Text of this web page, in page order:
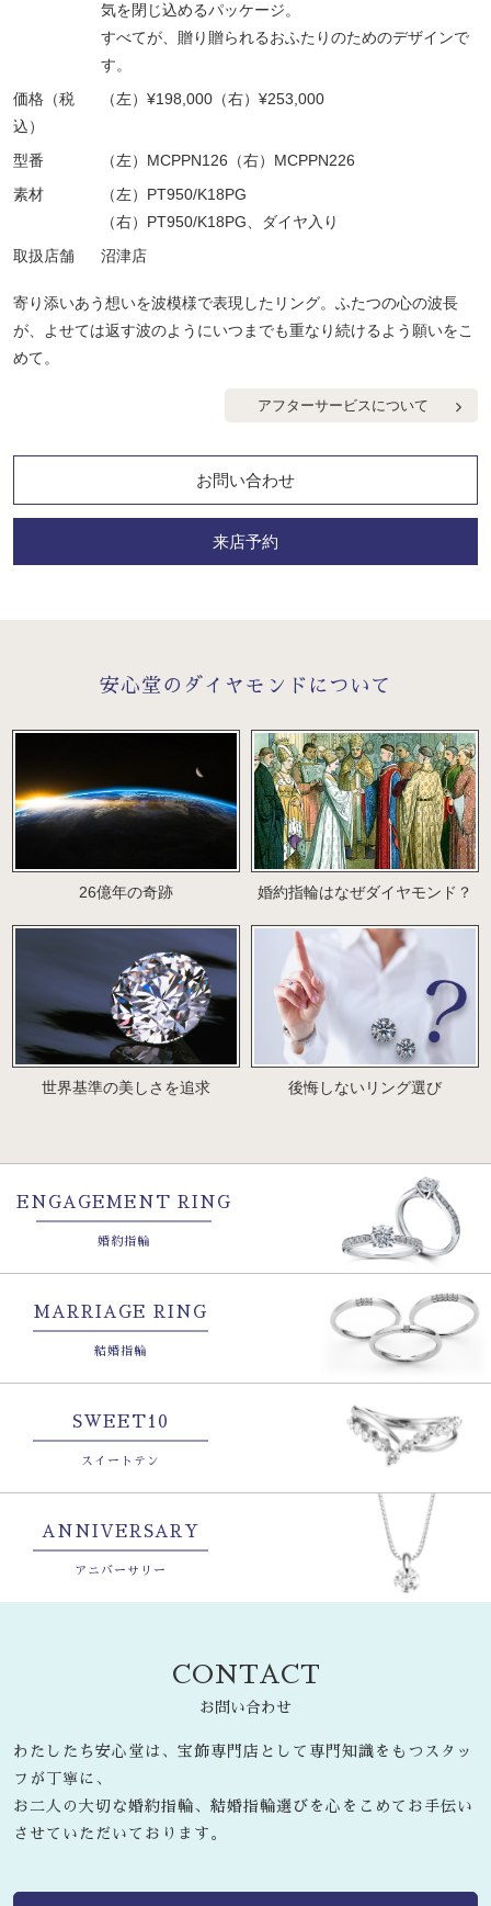
気を閉じ込めるパッケージ。
すべてが、贈り贈られるおふたりのためのデザインで
す。
価格（税
込）
（左）¥198,000（右）¥253,000
型番
（左）MCPPN126（右）MCPPN226
素材
（左）PT950/K18PG
（右）PT950/K18PG、ダイヤ入り
取扱店舗
沼津店
寄り添いあう想いを波模様で表現したリング。ふたつの心の波長
が、よせては返す波のようにいつまでも重なり続けるよう願いをこ
めて。
アフターサービスについて
お問い合わせ
来店予約
安心堂のダイヤモンドについて
26億年の奇跡 婚約指輪はなぜダイヤモンド？
世界基準の美しさを追求 後悔しないリング選び
ENGAGEMENT RING
婚約指輪
MARRIAGE RING
結婚指輪
SWEET10
スイートテン
ANNIVERSARY
アニバーサリー
CONTACT
お問い合わせ
わたしたち安心堂は、宝飾専門店として専門知識をもつスタッ
フが丁寧に、
お二人の大切な婚約指輪、結婚指輪選びを心をこめてお手伝い
させていただいております。